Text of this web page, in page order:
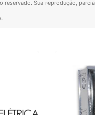
reservado. Sua reprodução,
.